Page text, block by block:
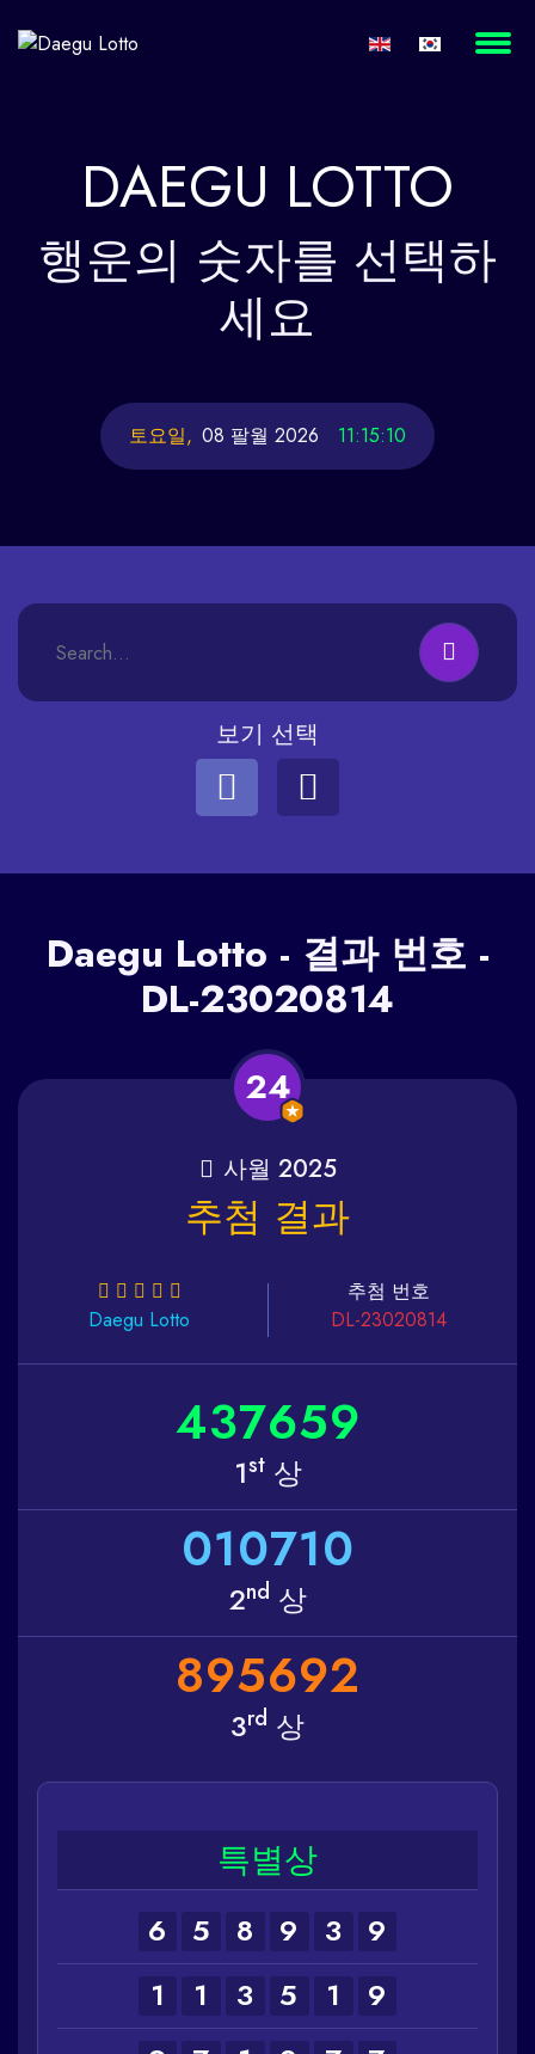
DAEGU LOTTO
행운의 숫자를 선택하
세요
토요일, 08 팔월 2026 11:15:11
보기 선택
Daegu Lotto - 결과 번호 -
DL-23020814
24
사월 2025
추첨 결과
Daegu Lotto
추첨 번호
DL-23020814
437659
1st상
010710
2nd 상
895692
3rd 상
특별상
6 5 8 9 3
9
1
1 3 5 1
9